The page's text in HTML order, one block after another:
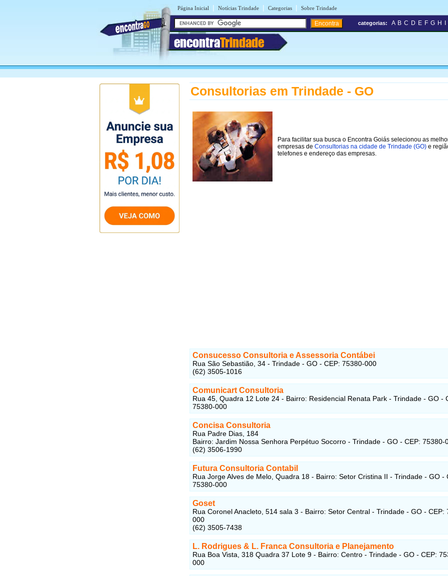
Página Inicial | Notícias Trindade | Categorias | Sobre Trindade
encontraTrindade
categorias: A B C D E F G H
Consultorias em Trindade - GO
Para facilitar sua busca o Encontra Goiás selecionou as
empresas de Consultorias na cidade de Trindade (GO) e
telefones e endereço das empresas.
Consucesso Consultoria e Assessoria Contábei
Rua São Sebastião, 34 - Trindade - GO - CEP: 75380-000
(62) 3505-1016
Comunicart Consultoria
Rua 45, Quadra 12 Lote 24 - Bairro: Residencial Renata Park - Trindade - GO -
75380-000
Concisa Consultoria
Rua Padre Dias, 184
Bairro: Jardim Nossa Senhora Perpétuo Socorro - Trindade - GO - CEP: 75380-
(62) 3506-1990
Futura Consultoria Contabil
Rua Jorge Alves de Melo, Quadra 18 - Bairro: Setor Cristina II - Trindade - GO -
75380-000
Goset
Rua Coronel Anacleto, 514 sala 3 - Bairro: Setor Central - Trindade - GO - CEP:
000
(62) 3505-7438
L. Rodrigues & L. Franca Consultoria e Planejamento
Rua Boa Vista, 318 Quadra 37 Lote 9 - Bairro: Centro - Trindade - GO - CEP:
000